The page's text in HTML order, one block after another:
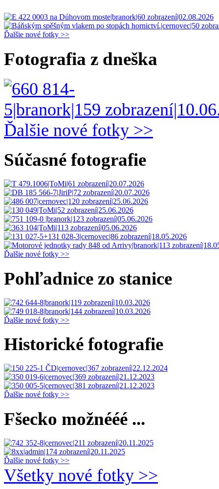
Ďalšie nové fotky >>
Fotografia z dneška
Ďalšie nové fotky >>
Súčasné fotografie
Ďalšie nové fotky >>
Pohľadnice zo stanice
Ďalšie nové fotky >>
Historické fotografie
Ďalšie nové fotky >>
Fšecko možnééé ...
Ďalšie nové fotky >>
Všetky nové fotky >>